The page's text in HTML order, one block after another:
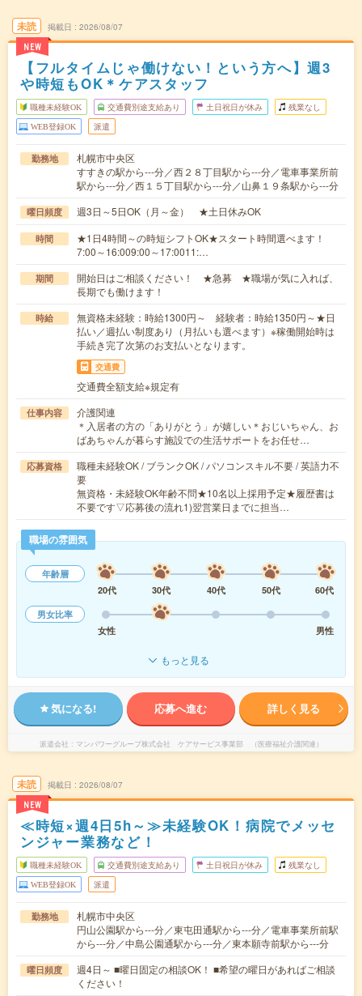
未読
NEW
掲載日 2026/08/07
【フルタイムじゃ働けない！という方へ】週3
や時短もOK＊ケアスタッフ
職種未経験OK 交通費別途支給あり 土日祝日が休み 残業なし
WEB登録OK 派遣
勤務地
札幌市中央区
すすきの駅から---分／西２８丁目駅から---分／電車事業所前
駅から---分／西１５丁目駅から---分／山鼻１９条駅から---分
曜日頻度 週3日～5日OK（月～金） ★土日休みOK
時間
★1日4時間～の時短シフトOK★スタート時間選べます！
7:00～16:009:00～17:0011:…
期間
開始日はご相談ください！ ★急募 ★職場が気に入れば、
長期でも働けます！
時給
無資格未経験：時給1300円～ 経験者：時給1350円～★日
払い／週払い制度あり（月払いも選べます）※稼働開始時は
手続き完了次第のお支払いとなります。
交通費
交通費全額支給※規定有
仕事内容
介護関連
＊入居者の方の「ありがとう」が嬉しい＊おじいちゃん、お
ばあちゃんが暮らす施設での生活サポートをお任せ…
応募資格
職種未経験OK / ブランクOK / パソコンスキル不要 / 英語力不
要
無資格・未経験OK年齢不問★10名以上採用予定★履歴書は
不要です▽応募後の流れ1)翌営業日までに担当…
職場の雰囲気
年齢層
20代
30代 40代 50代
60代
男女比率
女性
男性
もっと見る
気になる! 応募へ進む 詳しく見る
派遣会社 マンパワーグループ株式会社 ケアサービス事業部 （医療福祉介護関連）
未読
NEW
掲載日 2026/08/07
≪時短×週4日5h～≫未経験OK！病院でメッセ
ンジャー業務など！
職種未経験OK 交通費別途支給あり 土日祝日が休み 残業なし
WEB登録OK 派遣
勤務地
札幌市中央区
円山公園駅から---分／東屯田通駅から---分／電車事業所前駅
から---分／中島公園通駅から---分／東本願寺前駅から---分
曜日頻度
週4日～ ■曜日固定の相談OK！ ■希望の曜日があればご相談
ください！